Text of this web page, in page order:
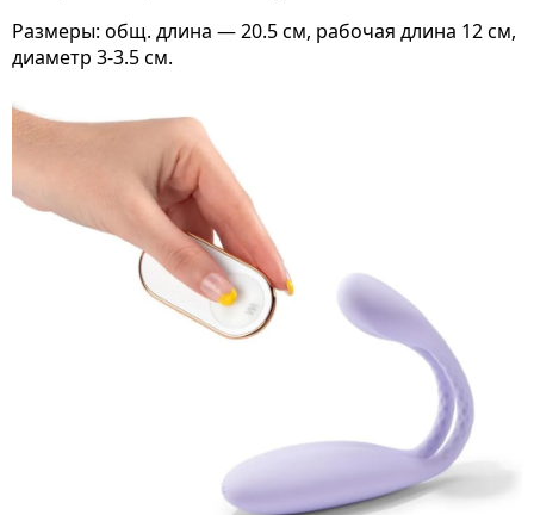
Размеры: общ. длина — 20.5 см, рабочая длина 12 см,
диаметр 3-3.5 см.